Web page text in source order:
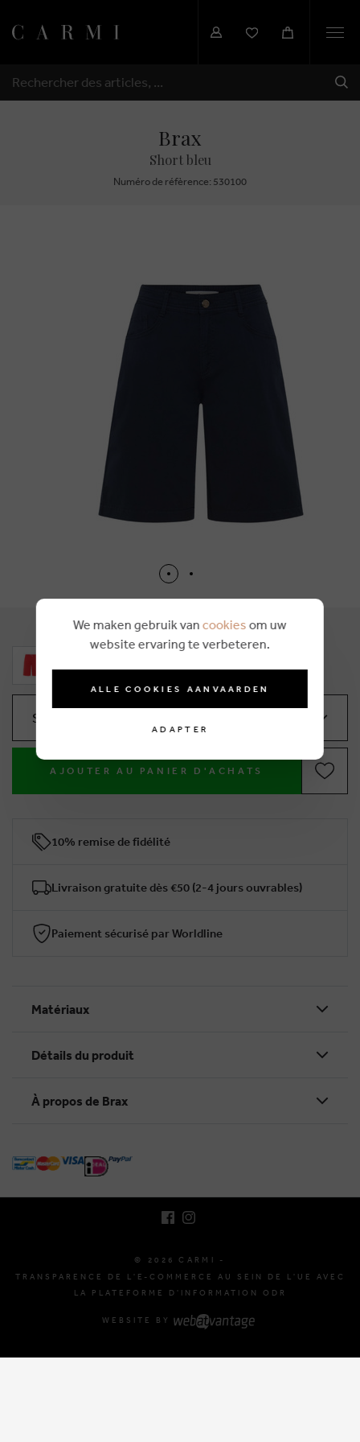
RECHERCHER
Brax
Short bleu
Numéro de réfèrence: 530100
Sélectionnez votre taille
AJOUTER AU PANIER D'ACHATS
10% remise de fidélité
Livraison gratuite dès €50 (2-4 jours ouvrables)
Paiement sécurisé par Worldline
Matériaux
Détails du produit
À propos de Brax
© 2026 CARMI -
TRANSPARENCE DE L'E-COMMERCE AU SEIN DE L'UE AVEC
LA PLATEFORME D'INFORMATION ODR
WEBSITE BY
We maken gebruik van cookies om uw
website ervaring te verbeteren.
ALLE COOKIES AANVAARDEN
ADAPTER